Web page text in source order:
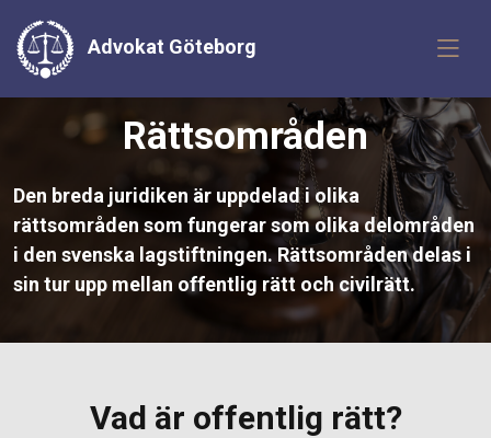
Advokat Göteborg
Rättsområden
Den breda juridiken är uppdelad i olika
rättsområden som fungerar som olika delområden
i den svenska lagstiftningen. Rättsområden delas i
sin tur upp mellan offentlig rätt och civilrätt.
Vad är offentlig rätt?